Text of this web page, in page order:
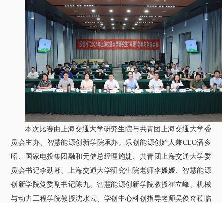
信息公开
关于我们
选择身份
信息系统
下载中心 联系我们 EN
本次比赛由上海交通大学研究生院与共青团上海交通大学委
员会主办、智慧能源创新学院承办。乐创能源创始人兼CEO潘多
昭、国家电投集团融和元储总经理施婕、共青团上海交通大学委
员会书记李劲湘、上海交通大学研究生院老师李媛媛、智慧能源
创新学院党委副书记陈九、智慧能源创新学院教授崔立峰、机械
与动力工程学院教授沈水云、学创中心科创指导老师吴俊奇莅临